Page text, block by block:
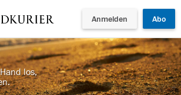
Anmelden Abo
los,